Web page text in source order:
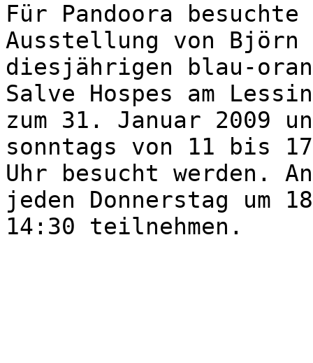
Für Pandoora
Ausstellung von Björn
diesjährigen blau-
Salve Hospes am
zum 31. Januar 2009
sonntags von 11 bis
Uhr besucht werden.
jeden Donnerstag um
14:30 teilnehmen.